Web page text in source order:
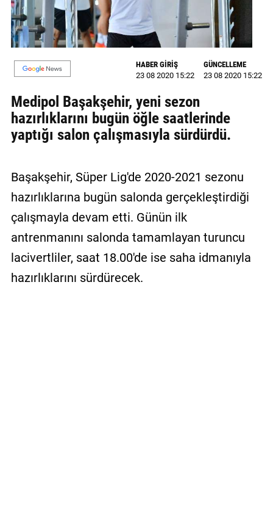
GALERİ
VİDEO
YAZARLAR
BİZE
ULAŞIN
Künye
Gizlilik
Sözleşmesi
Kullanıcı
Sözleşmesi
HABER GİRİŞ
23 08 2020 15:22
GÜNCELLEME
23 08 2020 15:22
Medipol Başakşehir, yeni sezon
hazırlıklarını bugün öğle saatlerinde
yaptığı salon çalışmasıyla sürdürdü.
Başakşehir, Süper Lig'de 2020-2021 sezonu
hazırlıklarına bugün salonda gerçekleştirdiği
çalışmayla devam etti. Günün ilk
antrenmanını salonda tamamlayan turuncu
lacivertliler, saat 18.00'de ise saha idmanıyla
hazırlıklarını sürdürecek.